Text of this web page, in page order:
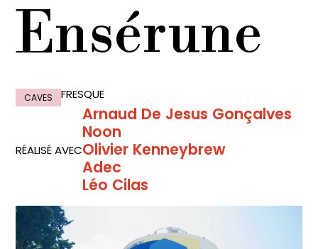
Ensérune
CAVES FRESQUE
RÉALISÉ AVEC
Arnaud De Jesus Gonçalves
Noon
Olivier Kenneybrew
Adec
Léo Cilas